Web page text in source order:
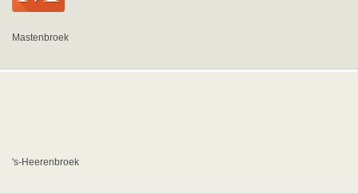
Mastenbroek
's-Heerenbroek